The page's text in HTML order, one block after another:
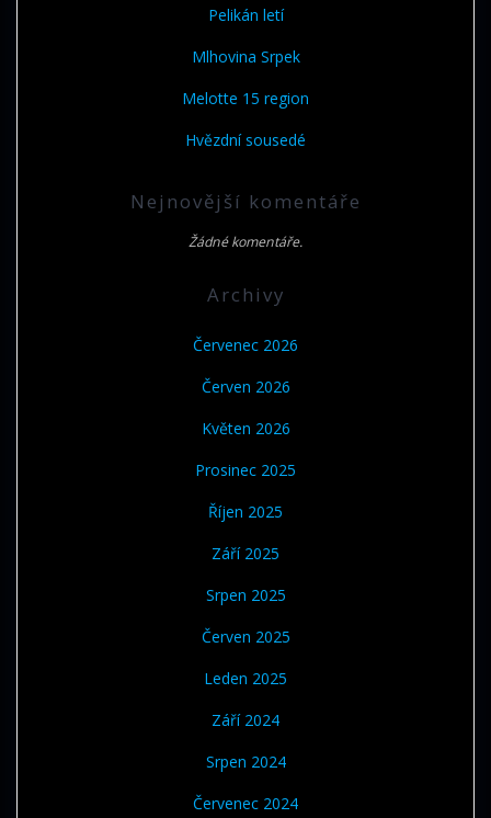
Pelikán letí
Mlhovina Srpek
Melotte 15 region
Hvězdní sousedé
Nejnovější komentáře
Žádné komentáře.
Archivy
Červenec 2026
Červen 2026
Květen 2026
Prosinec 2025
Říjen 2025
Září 2025
Srpen 2025
Červen 2025
Leden 2025
Září 2024
Srpen 2024
Červenec 2024